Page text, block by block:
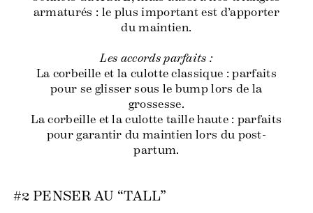
armaturés : le plus important est d’apporter
du maintien.
Les accords parfaits :
La corbeille et la culotte classique : parfaits
pour se glisser sous le bump lors de la
grossesse.
La corbeille et la culotte taille haute : parfaits
pour garantir du maintien lors du post-
partum.
Corbeille Peau salée65 €
Corbeille Peau salée Culotte Peau salée35 €
#2 PENSER AU “TALL”